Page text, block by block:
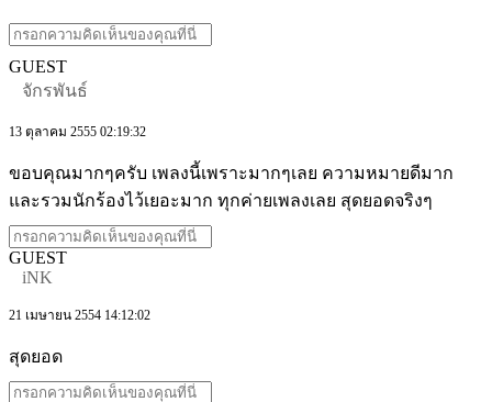
GUEST
จักรพันธ์
13 ตุลาคม 2555 02:19:32
ขอบคุณมากๆครับ เพลงนี้เพราะมากๆเลย ความหมายดีมาก
และรวมนักร้องไว้เยอะมาก ทุกค่ายเพลงเลย สุดยอดจริงๆ
GUEST
iNK
21 เมษายน 2554 14:12:02
สุดยอด